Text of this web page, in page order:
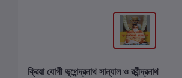
ক্রিয়া যোগী ভূপেন্দ্রনাথ সান্যাল ও রবীন্দ্রনাথ